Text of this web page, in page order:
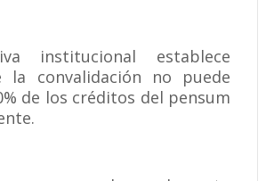
institucional establece
la convalidación no puede
de los créditos del pensum